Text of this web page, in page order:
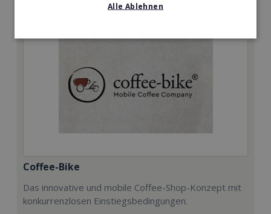
Coffee-Bike
Das innovative und mobile Coffee-Shop-Konzept mit
konkurrenzlosen Einstiegsbedingungen.
Alle Ablehnen